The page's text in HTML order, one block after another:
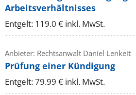
Arbeitsverhältnisses
Entgelt: 119.0 € inkl. MwSt.
Anbieter: Rechtsanwalt Daniel Lenkeit
Prüfung einer Kündigung
Entgelt: 79.99 € inkl. MwSt.